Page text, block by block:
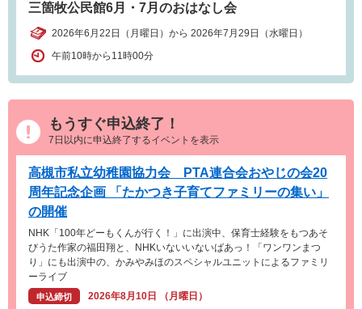
三箇牧公民館6月・7月のおはなし会
2026年6月22日（月曜日）から 2026年7月29日（水曜日）
午前10時から11時00分
もうすぐ申込終了！
7日以内に申込終了するイベントを表示
高槻市私立幼稚園協力会 PTA連合会おやじの会20
周年記念企画 「たかつき子育てファミリーの集い」
の開催
NHK「100年どーもくんが行く！」に出演中、保育士経験をもつあそ
びうた作家の福田翔と、NHKいないいないばあっ！「ワンワンまつ
り」にも出演中の、かみやみほのスペシャルユニットによるファミリ
ーライブ
申込締切 2026年8月10日 （月曜日）